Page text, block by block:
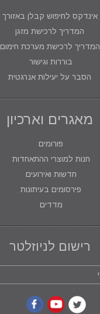
אינדקס לחיפוש קבלן באזורך
המדריך לרכישת מזגן
המדריך לרכישת מערכת חימום
בוררות וגישור
הסבר על יעילות אנרגטית
מאגרים וארכיון
פורומים
חנות למוצרי ההתאחדות
חדשות ואירועים
פירסומים בעיתונות
מדדים
רישום לניוזלטר